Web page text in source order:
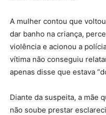
A mulher contou que
dar banho na criança,
violência e acionou a
vítima não conseguiu
apenas disse que estava
Diante da suspeita, a mãe
não soube prestar